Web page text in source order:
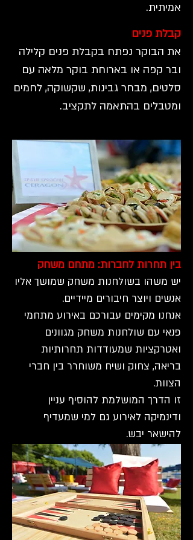
אמיתית.
קבלת פנים
את הבוקר נפתח בקבלת פנים קלילה
ובר קפה או בארוחת בוקר מלאה עם
סלטים, מבחר גבינות, שקשוקה, לחמים
ומטבלים בהתאמה לתקציב.
בין תחרות לחברות: מתחם משחק
יש משהו בשולחנות משחק שמושך אליו
אנשים ויוצר חיבורים מיידיים.
אנחנו מקימים עבורכם באירוע מתחמי
פנאי עם שולחנות משחק מגוונים
ואטרקציות שמעודדות תחרותיות
בריאה, צחוק ושיח משוחרר בין חברי
הצוות.
זו הדרך המושלמת להוסיף עניין
ודינמיקה לאירוע גם למי שמעדיף
להישאר יבש.